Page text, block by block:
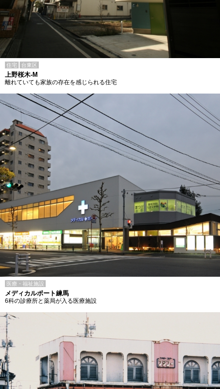
住宅 台東区
上野桜木-M
離れていても家族の存在を感じられる住宅
医療・福祉施設
メディカルポート練馬
6科の診療所と薬局が入る医療施設